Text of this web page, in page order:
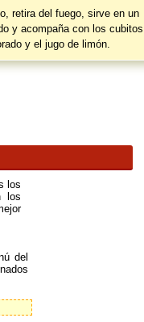
retira del fuego, sirve en un
y acompaña con los cubitos
y el jugo de limón.
los
los
del